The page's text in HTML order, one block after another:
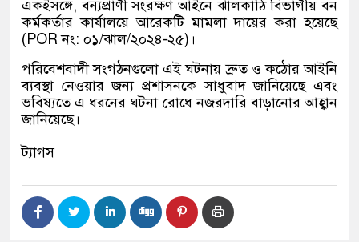
একইসঙ্গে, বন্যপ্রাণী সংরক্ষণ আইনে ঝালকাঠি বিভাগীয় বন
কর্মকর্তার কার্যালয়ে আরেকটি মামলা দায়ের করা হয়েছে
(POR নং: ০১/ঝাল/২০২৪-২৫)।
পরিবেশবাদী সংগঠনগুলো এই ঘটনায় দ্রুত ও কঠোর আইনি
ব্যবস্থা নেওয়ার জন্য প্রশাসনকে সাধুবাদ জানিয়েছে এবং
ভবিষ্যতে এ ধরনের ঘটনা রোধে নজরদারি বাড়ানোর আহ্বান
জানিয়েছে।
ট্যাগস